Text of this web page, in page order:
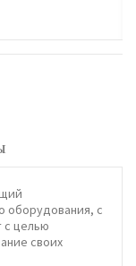
оборудования, с
с целью
ание своих